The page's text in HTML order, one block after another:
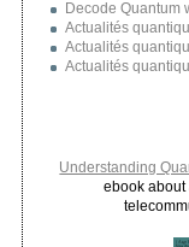
Decode Quantum
Actualités
Actualités
Actualités
Understanding
ebook about